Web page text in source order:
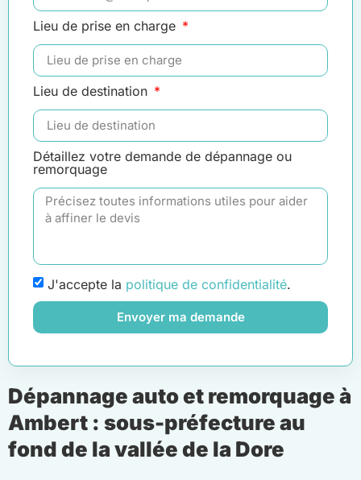
Lieu de prise en charge
Lieu de destination
Détaillez votre demande de dépannage ou
remorquage
J'accepte la politique de confidentialité.
Envoyer ma demande
Dépannage auto et remorquage à
Ambert : sous-préfecture au
fond de la vallée de la Dore